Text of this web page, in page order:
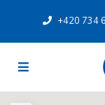
+420 734